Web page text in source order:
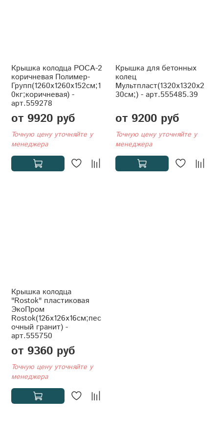
Крышка колодца РОСА-2
коричневая Полимер-
Групп(1260x1260x152см;1
0кг;коричневая) -
арт.559278
от 9920 руб
Точную цену уточняйте у
менеджера
Крышка для бетонных
колец
Мультпласт(1320x1320x2
30см;) - арт.555485.39
от 9200 руб
Точную цену уточняйте у
менеджера
Крышка колодца
"Rostok" пластиковая
ЭкоПром
Rostok(126x126x16см;пес
очный гранит) -
арт.555750
от 9360 руб
Точную цену уточняйте у
менеджера